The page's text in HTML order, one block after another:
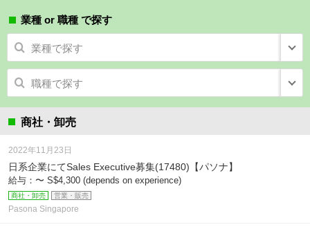
業種 or 職種 で探す
業種で探す
職種で探す
商社・卸売
日系企業にてSales Executive募集(17480)【パソナ】
給与：〜 S$4,300 (depends on experience)
商社・卸売 営業・販売
2022年11月23日
Pasona Singapore